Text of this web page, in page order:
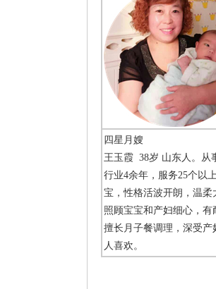
四星月嫂
王玉霞 38岁 山东人。从
行业4余年，服务25个以
宝，性格活波开朗，温柔
照顾宝宝和产妇细心，有
擅长月子餐调理，深受产
人喜欢。